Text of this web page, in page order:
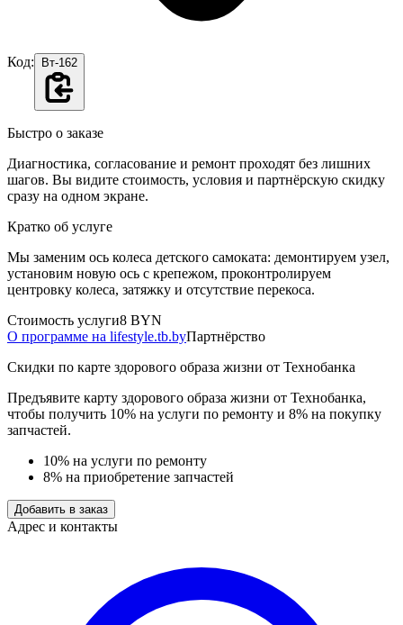
Код: Вт-162
Быстро о заказе
Диагностика, согласование и ремонт проходят без лишних
шагов. Вы видите стоимость, условия и партнёрскую скидку
сразу на одном экране.
Кратко об услуге
Мы заменим ось колеса детского самоката: демонтируем узел,
установим новую ось с крепежом, проконтролируем
центровку колеса, затяжку и отсутствие перекоса.
Стоимость услуги8 BYN
О программе на lifestyle.tb.byПартнёрство
Скидки по карте здорового образа жизни от Технобанка
Предъявите карту здорового образа жизни от Технобанка,
чтобы получить 10% на услуги по ремонту и 8% на покупку
запчастей.
10% на услуги по ремонту
8% на приобретение запчастей
Добавить в заказ
Адрес и контакты